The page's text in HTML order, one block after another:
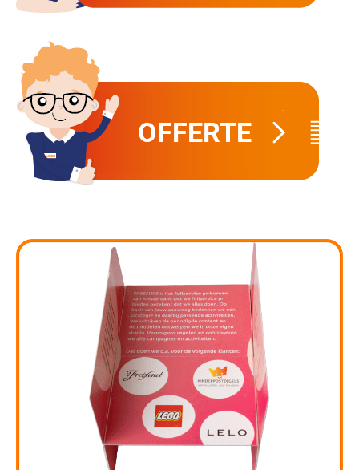
Andere opvallende mailings
Alle producten
Horeca Marketing
Food Marketing